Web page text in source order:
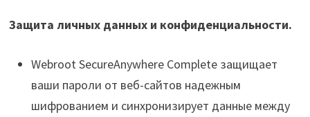
Защита личных данных и конфиденциальности.
Webroot SecureAnywhere Complete защищает
ваши пароли от веб-сайтов надежным
шифрованием и синхронизирует данные между